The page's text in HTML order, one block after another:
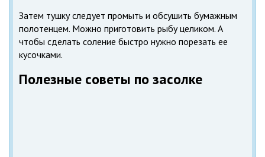
Затем тушку следует промыть и обсушить бумажным
полотенцем. Можно приготовить рыбу целиком. А
чтобы сделать соление быстро нужно порезать ее
кусочками.
Полезные советы по засолке